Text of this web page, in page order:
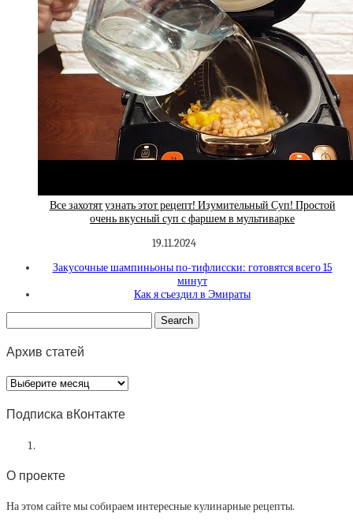
Все захотят узнать этот рецепт! Изумительный Суп! Простой
очень вкусный суп с фаршем в мультиварке
19.11.2024
Закусочные шампиньоны по-тифлисски: готовятся всего 15
минут
Как я съездил в Эмираты
Архив статей
Архив
статей
Подписка вКонтакте
О проекте
На этом сайте мы собираем интересные кулинарные рецепты.